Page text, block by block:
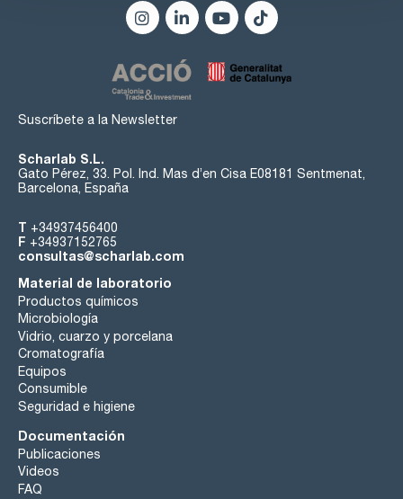
Suscríbete a la Newsletter
Scharlab S.L.
Gato Pérez, 33. Pol. Ind. Mas d’en Cisa E08181 Sentmenat,
Barcelona, España
T +34937456400
F +34937152765
consultas@scharlab.com
Material de laboratorio
Productos químicos
Microbiología
Vidrio, cuarzo y porcelana
Cromatografía
Equipos
Consumible
Seguridad e higiene
Documentación
Publicaciones
Videos
FAQ